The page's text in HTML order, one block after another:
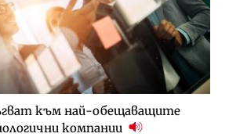
към най-обещаващите
компании